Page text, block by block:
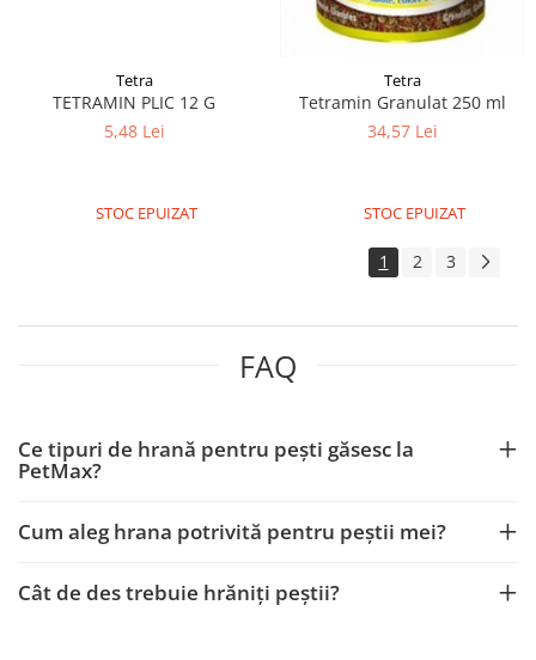
Tetra
TETRAMIN PLIC 12 G
5,48 Lei
STOC EPUIZAT
Tetra
Tetramin Granulat 250 ml
34,57 Lei
STOC EPUIZAT
1 2 3
FAQ
Ce tipuri de hrană pentru pești găsesc la
PetMax?
Cum aleg hrana potrivită pentru peștii mei?
Cât de des trebuie hrăniți peștii?